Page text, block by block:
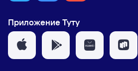
Приложение Туту